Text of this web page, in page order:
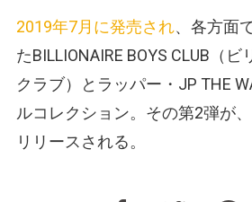
2019年7月に発売され、各方面
たBILLIONAIRE BOYS CLUB（
クラブ）とラッパー・JP THE
ルコレクション。その第2弾が、
リリースされる。